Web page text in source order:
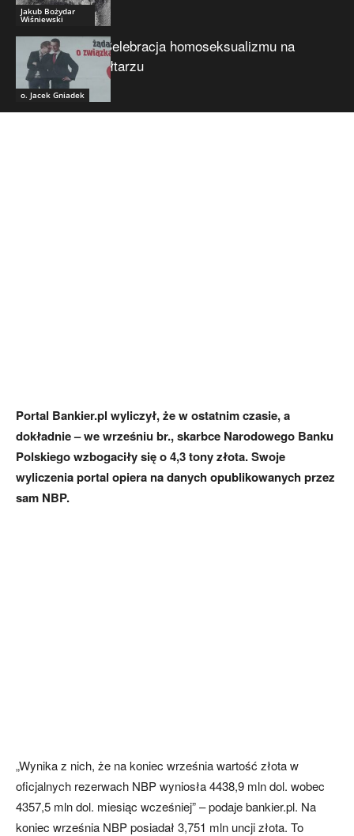
Jakub Bożydar
Wiśniewski
o. Jacek Gniadek
Celebracja homoseksualizmu na
ołtarzu
Portal Bankier.pl wyliczył, że w ostatnim czasie, a
dokładnie – we wrześniu br., skarbce Narodowego Banku
Polskiego wzbogaciły się o 4,3 tony złota. Swoje
wyliczenia portal opiera na danych opublikowanych przez
sam NBP.
„Wynika z nich, że na koniec września wartość złota w
oficjalnych rezerwach NBP wyniosła 4438,9 mln dol. wobec
4357,5 mln dol. miesiąc wcześniej” – podaje bankier.pl. Na
koniec września NBP posiadał 3,751 mln uncji złota. To